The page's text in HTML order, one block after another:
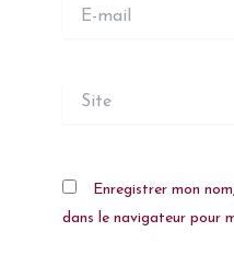
mail
Site
Enregistrer mon
dans le navigateur pour